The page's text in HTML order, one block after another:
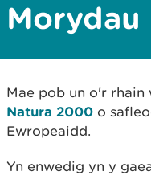
Mae pob un o'r
Natura 2000 o
Ewropeaidd.
Yn enwedig yn y